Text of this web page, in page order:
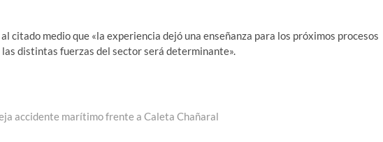
citado medio que «la experiencia dejó una enseñanza para los próximos procesos
distintas fuerzas del sector será determinante».
accidente marítimo frente a Caleta Chañaral